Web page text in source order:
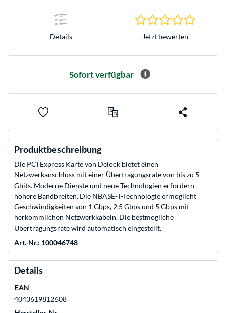
Details Jetzt bewerten
Sofort verfügbar
Produktbeschreibung
Die PCI Express Karte von Delock bietet einen
Netzwerkanschluss mit einer Übertragungsrate von bis zu 5
Gbits. Moderne Dienste und neue Technologien erfordern
höhere Bandbreiten. Die NBASE-T-Technologie ermöglicht
Geschwindigkeiten von 1 Gbps, 2,5 Gbps und 5 Gbps mit
herkömmlichen Netzwerkkabeln. Die bestmögliche
Übertragungsrate wird automatisch eingestellt.
Art.-Nr.: 100046748
Details
EAN
4043619812608